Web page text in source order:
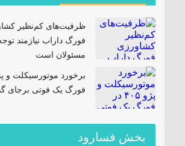
ظرفیت‌های کم‌نظیر
فورگ داراب نیازمند
مسئولان است
فورگ یک فوتی برجای
بخش فسارود